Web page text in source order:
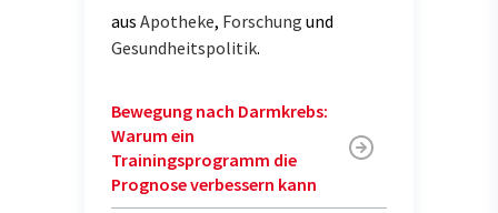
aus Apotheke, Forschung und
Gesundheitspolitik.
Bewegung nach Darmkrebs:
Warum ein
Trainingsprogramm die
Prognose verbessern kann